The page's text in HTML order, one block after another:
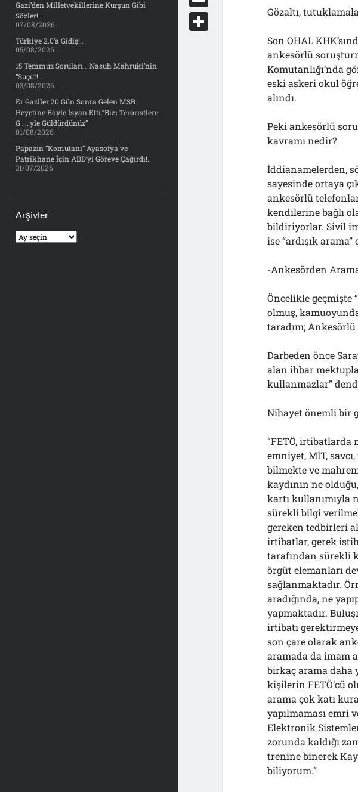
Gazi’den Milletvekillerine Kurşun Gibi
Sözler!..
07/08/2026
Türkiye 2.0’a Gidiş!..
05/08/2026
15 Temmuz Soruları… Nasuh Mahruki’nin
“Suçu”!..
03/08/2026
Er Gaziler 20 Gün Sonra Gelen MSB
Heyetine Böyle İsyan Etti:“Bizi Teröristlere
G……yle Güldürdünüz”
01/08/2026
Papazın “Komutanı” Ayasofya ve
Patrikhane İçin ABD’yi Göreve Çağırdı!..
31/07/2026
Arşivler
Arşivler
Gözaltı,
Son OHAL
ankesörlü
Komutanlığı’nda
eski askeri okul
alındı.
Peki ankesörlü
kavramı nedir?
İddianamelerden,
sayesinde ortaya
ankesörlü
kendilerine bağlı
bildiriyorlar. Sivil
ise “ardışık arama”
-Ankesörden
Öncelikle geçmişte
olmuş,
taradım;
Darbeden önce
alan ihbar
kullanmazlar”
Nihayet önemli bir
“FETÖ, irtibatlarda
emniyet, MİT,
bilmekte ve
kaydının ne
kartı kullanımıyla
sürekli bilgi
gereken tedbirleri
irtibatlar, gerek
tarafından sürekli
örgüt elemanları
sağlanmaktadır.
aradığında, ne
yapmaktadır.
irtibatı
son çare olarak
aramada da imam
birkaç arama daha
kişilerin FETÖ’cü
arama çok katı
yapılmaması emri
Elektronik
zorunda kaldığı
trenine binerek
biliyorum.”
y
db
d
d
o
c
E